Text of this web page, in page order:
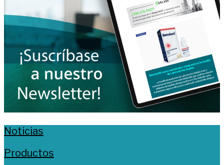
Noticias
Productos